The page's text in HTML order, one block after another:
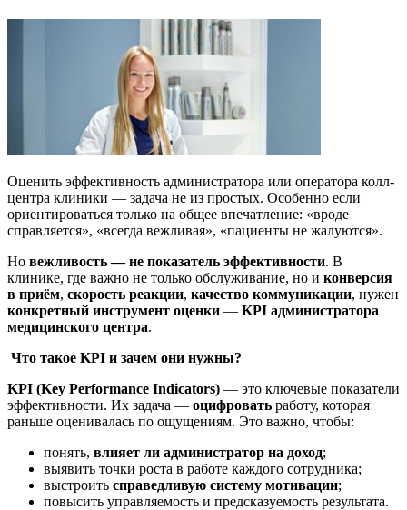
Оценить эффективность администратора или оператора колл-
центра клиники — задача не из простых. Особенно если
ориентироваться только на общее впечатление: «вроде
справляется», «всегда вежливая», «пациенты не жалуются».
Но вежливость — не показатель эффективности. В
клинике, где важно не только обслуживание, но и конверсия
в приём, скорость реакции, качество коммуникации, нужен
конкретный инструмент оценки — KPI администратора
медицинского центра.
Что такое KPI и зачем они нужны?
KPI (Key Performance Indicators) — это ключевые показатели
эффективности. Их задача — оцифровать работу, которая
раньше оценивалась по ощущениям. Это важно, чтобы:
понять, влияет ли администратор на доход;
выявить точки роста в работе каждого сотрудника;
выстроить справедливую систему мотивации;
повысить управляемость и предсказуемость результата.